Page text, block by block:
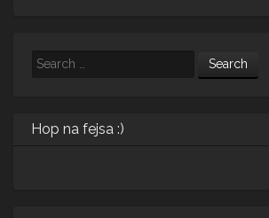
Search
Hop na fejsa :)